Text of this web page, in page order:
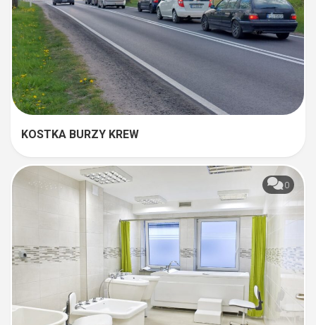
KOSTKA BURZY KREW
0